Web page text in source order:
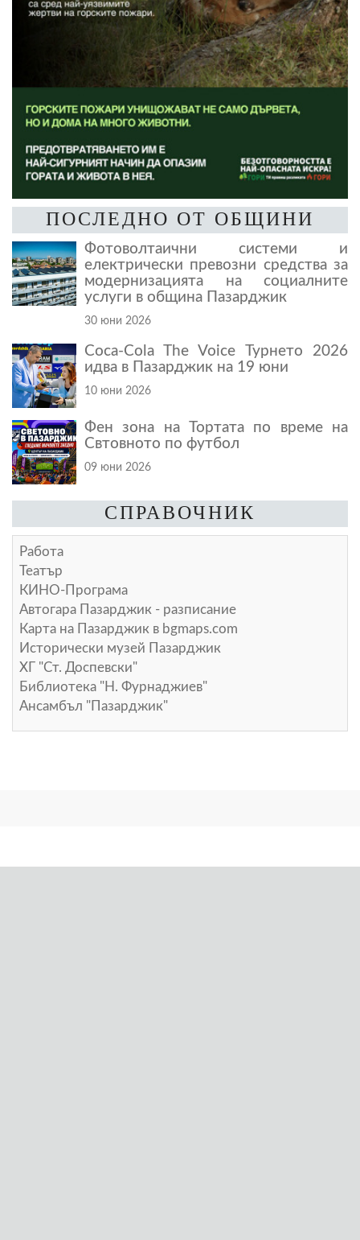
ПОСЛЕДНО ОТ ОБЩИНИ
Фотоволтаични системи и
електрически превозни средства за
модернизацията на социалните
услуги в община Пазарджик
30 юни 2026
Coca-Cola The Voice Турнето 2026
идва в Пазарджик на 19 юни
10 юни 2026
Фен зона на Тортата по време на
Свтовното по футбол
09 юни 2026
СПРАВОЧНИК
Работа
Театър
КИНО-Програма
Автогара Пазарджик - разписание
Карта на Пазарджик в bgmaps.com
Исторически музей Пазарджик
ХГ "Ст. Доспевски"
Библиотека "Н. Фурнаджиев"
Ансамбъл "Пазарджик"